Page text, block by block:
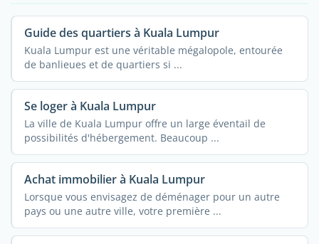
Guide des quartiers à Kuala Lumpur
Kuala Lumpur est une véritable mégalopole, entourée
de banlieues et de quartiers si ...
Se loger à Kuala Lumpur
La ville de Kuala Lumpur offre un large éventail de
possibilités d'hébergement. Beaucoup ...
Achat immobilier à Kuala Lumpur
Lorsque vous envisagez de déménager pour un autre
pays ou une autre ville, votre première ...